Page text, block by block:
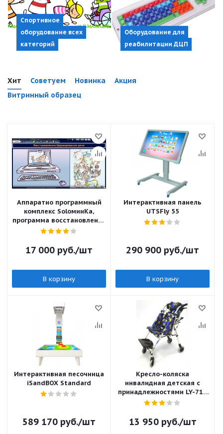
Спортивное
оборудование всех
категорий
Оборудование для
реабилитации ДЦП
Хит Советуем Новинка
Акция
Витринный образец
Аппаратно программный
комплекс SoloминКа,
программа восстановления
речи после инсульта
17 000 руб./шт
В корзину
Интерактивная панель
UTSFly 55
290 900 руб./шт
В корзину
Интерактивная песочница
iSandBOX Standard
589 170 руб./шт
Кресло-коляска
инвалидная детская с
принадлежностями LY-710
(710-9003)
13 950руб./шт